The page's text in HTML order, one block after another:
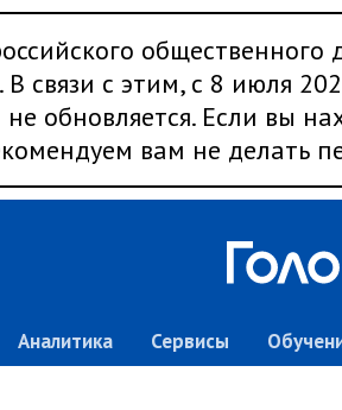
связи с этим, с 8 июля
обновляется. Если вы
вам не делать
Аналитика Сервисы